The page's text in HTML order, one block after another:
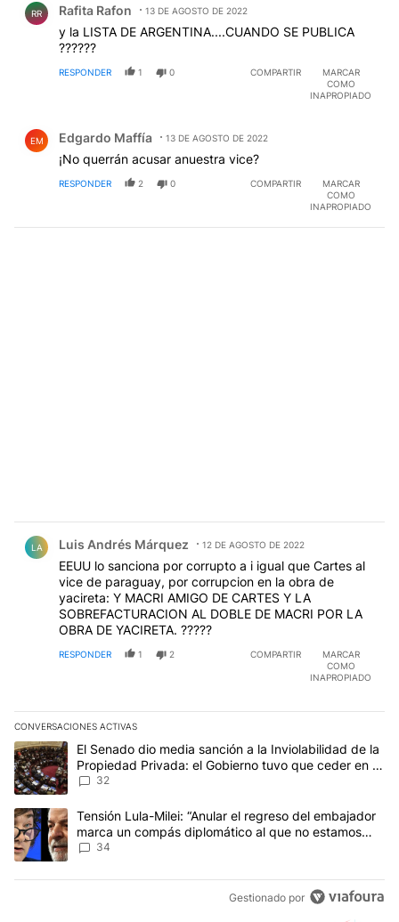
RR Rafita Rafon 13 DE AGOSTO DE 2022
y la LISTA DE ARGENTINA....CUANDO SE PUBLICA
??????
RESPONDER 1 0 COMPARTIR
MARCAR
COMO
INAPROPIADO
EM Edgardo Maffía 13 DE AGOSTO DE 2022
¡No querrán acusar anuestra vice?
RESPONDER 2 0 COMPARTIR
MARCAR
COMO
INAPROPIADO
LA Luis Andrés Márquez 12 DE AGOSTO DE 2022
EEUU lo sanciona por corrupto a i igual que Cartes al
vice de paraguay, por corrupcion en la obra de
yacireta: Y MACRI AMIGO DE CARTES Y LA
SOBREFACTURACION AL DOBLE DE MACRI POR LA
OBRA DE YACIRETA. ?????
RESPONDER 1 2 COMPARTIR
MARCAR
COMO
INAPROPIADO
CONVERSACIONES ACTIVAS
Este listado muestra los artículos con más comentarios en los
Un artículo de tendencia con el título "El Senado dio media
El Senado dio media sanción a la Inviolabilidad de la
Propiedad Privada: el Gobierno tuvo que ceder en la
Ley del Manejo del Fuego
32
Un artículo de tendencia con el título "Tensión Lula-Milei:
Tensión Lula-Milei: “Anular el regreso del embajador
marca un compás diplomático al que no estamos
acostumbrados"
34
Gestionado por